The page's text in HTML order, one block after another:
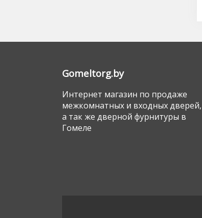
Gomeltorg.by
Интернет магазин по продаже
межкомнатных и входных дверей,
а так же дверной фурнитуры в
Гомеле